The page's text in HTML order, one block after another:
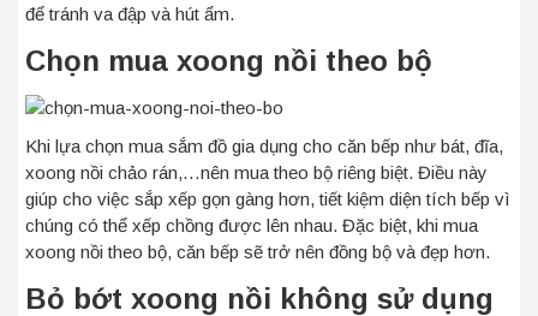
để tránh va đập và hút ẩm.
Chọn mua xoong nồi theo bộ
Khi lựa chọn mua sắm đồ gia dụng cho căn bếp như bát, đĩa,
xoong nồi chảo rán,…nên mua theo bộ riêng biệt. Điều này
giúp cho việc sắp xếp gọn gàng hơn, tiết kiệm diện tích bếp vì
chúng có thể xếp chồng được lên nhau. Đặc biệt, khi mua
xoong nồi theo bộ, căn bếp sẽ trở nên đồng bộ và đẹp hơn.
Bỏ bớt xoong nồi không sử dụng